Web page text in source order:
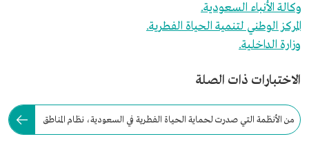
وكالة الأنباء السعودية.
المركز الوطني لتنمية الحياة الفطرية.
وزارة الداخلية.
الاختبارات ذات الصلة
من الأنظمة التي صدرت لحماية الحياة الفطرية في السعودية، نظام المناطق